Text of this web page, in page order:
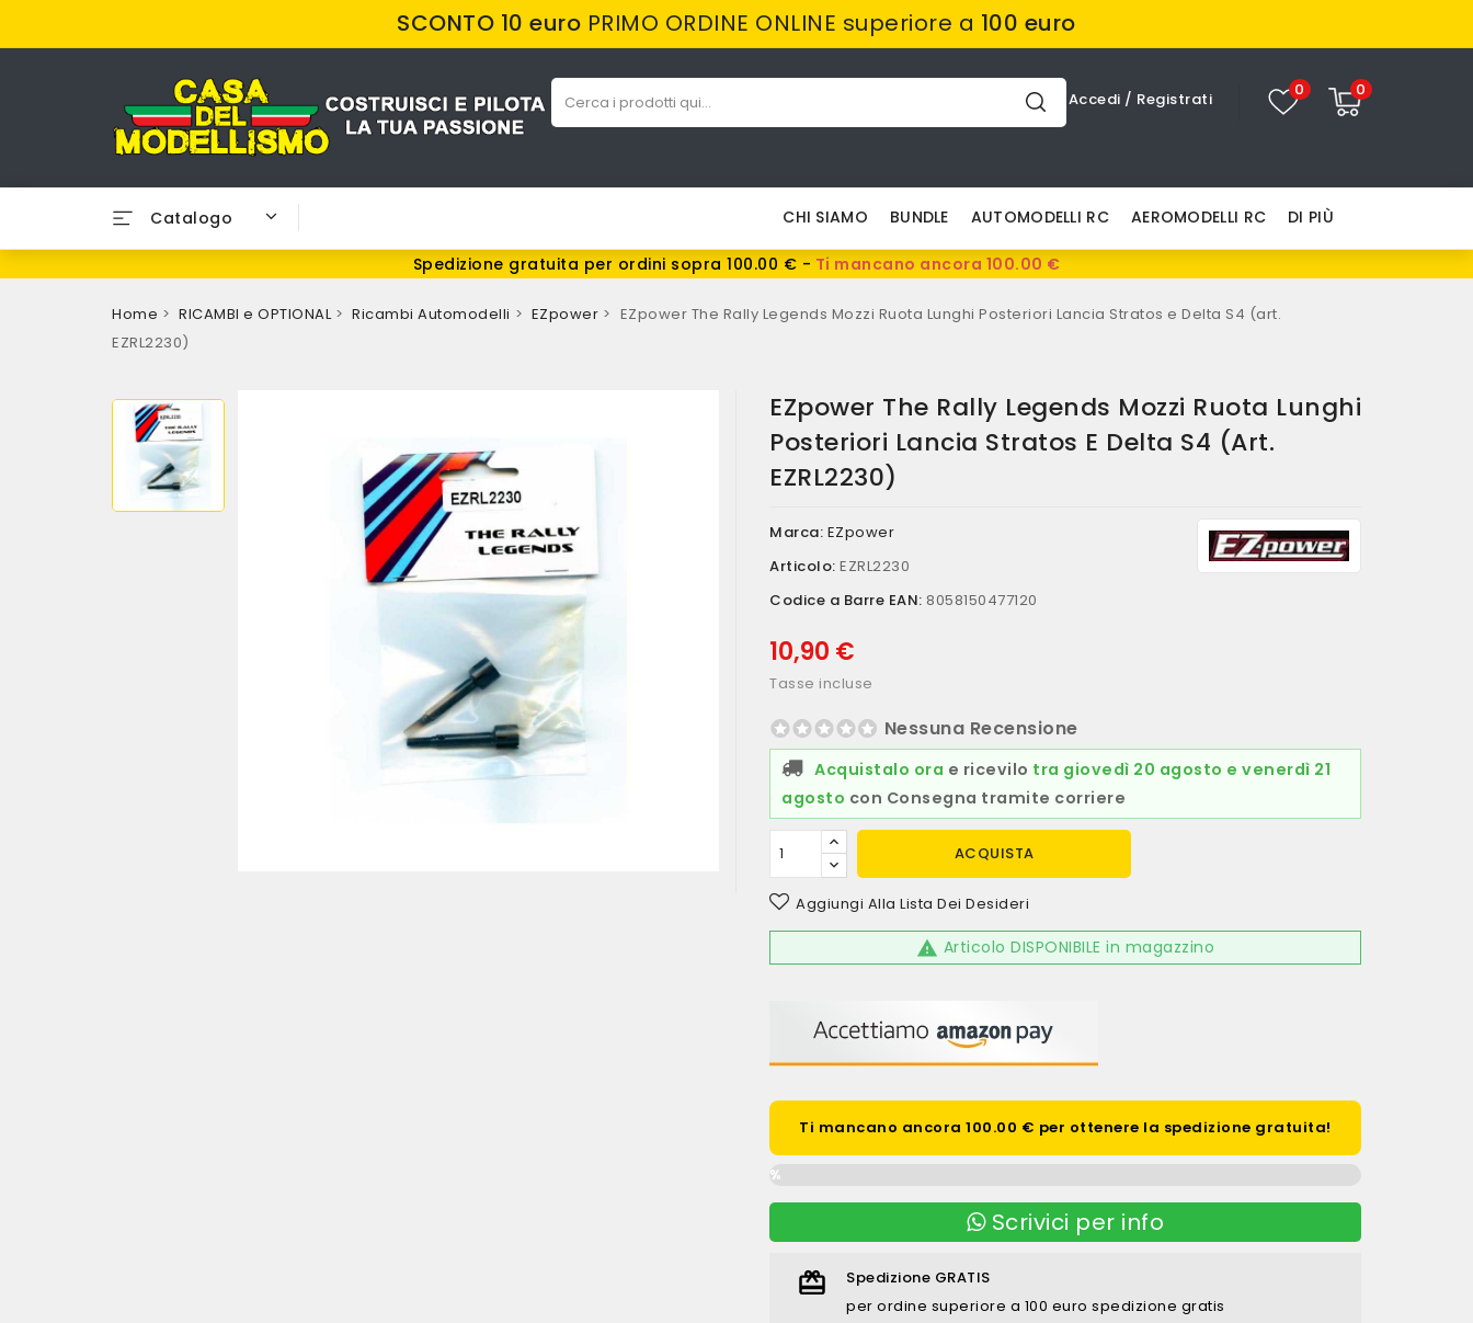
SCONTO 10 euro PRIMO ORDINE ONLINE superiore a 100 euro
0
0
Accedi / Registrati
Catalogo CHI SIAMO BUNDLE AUTOMODELLI RC AEROMODELLI RC DI PIÙ
Spedizione gratuita per ordini sopra 100.00 € - Ti mancano ancora 100.00 €
Home RICAMBI e OPTIONAL Ricambi Automodelli EZpower
EZpower The Rally Legends Mozzi Ruota Lunghi Posteriori Lancia Stratos e Delta S4 (art.
EZRL2230)
EZpower The Rally Legends Mozzi Ruota Lunghi
Posteriori Lancia Stratos E Delta S4 (art.
EZRL2230)
Marca: EZpower
Articolo: EZRL2230
Codice a Barre EAN: 8058150477120
10,90 €
Tasse incluse
Nessuna Recensione
Acquistalo ora e ricevilo tra giovedì 20 agosto e venerdì 21
agosto con Consegna tramite corriere
ACQUISTA
Aggiungi Alla Lista Dei Desideri
 Articolo DISPONIBILE in magazzino
Ti mancano ancora 100.00 € per ottenere la spedizione gratuita!
0%
Scrivici per info
Spedizione GRATIS
per ordine superiore a 100 euro spedizione gratis